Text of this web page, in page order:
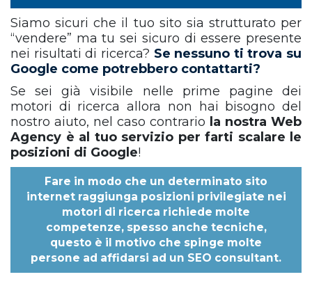
Siamo sicuri che il tuo sito sia strutturato per
“vendere” ma tu sei sicuro di essere presente
nei risultati di ricerca? Se nessuno ti trova su
Google come potrebbero contattarti?
Se sei già visibile nelle prime pagine dei
motori di ricerca allora non hai bisogno del
nostro aiuto, nel caso contrario la nostra Web
Agency è al tuo servizio per farti scalare le
posizioni di Google!
Fare in modo che un determinato sito
internet raggiunga posizioni privilegiate nei
motori di ricerca richiede molte
competenze, spesso anche tecniche,
questo è il motivo che spinge molte
persone ad affidarsi ad un SEO consultant.